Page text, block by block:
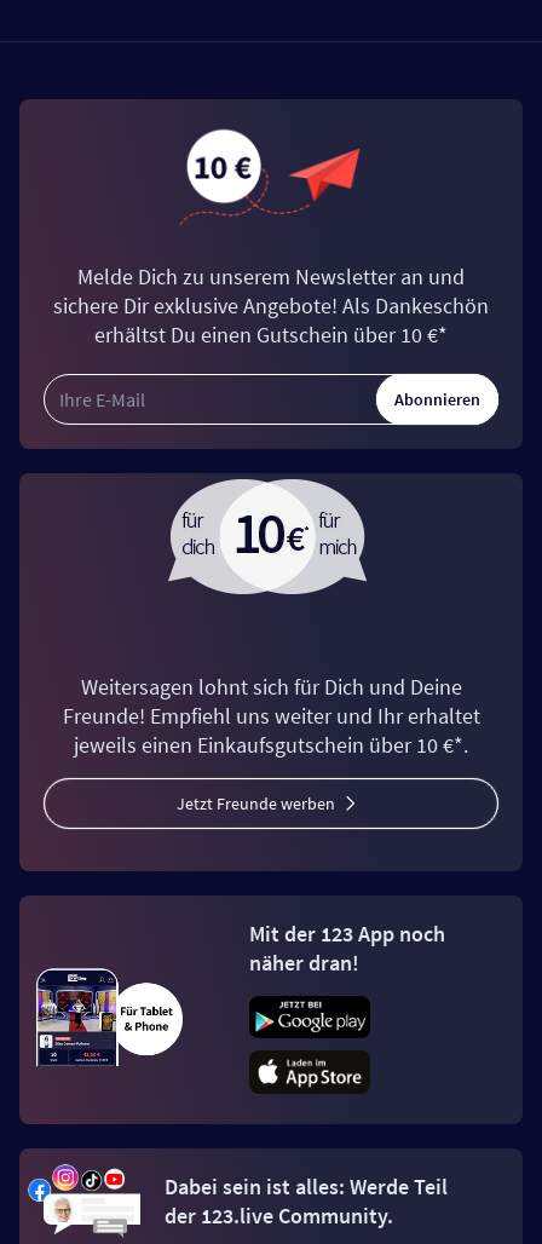
Melde Dich zu unserem Newsletter an und
sichere Dir exklusive Angebote! Als Dankeschön
erhältst Du einen Gutschein über 10 €*
Abonnieren
Weitersagen lohnt sich für Dich und Deine
Freunde! Empfiehl uns weiter und Ihr erhaltet
jeweils einen Einkaufsgutschein über 10 €*.
Jetzt Freunde werben
Mit der 123 App noch
näher dran!
Dabei sein ist alles: Werde Teil
der 123.live Community.